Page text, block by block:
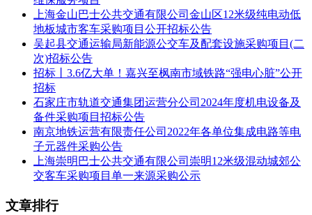
本次延期公告同时在河南省电子招标投标公共服务平台、郑州
市公共资源交易中心、郑州地铁集团有限公司网上发布。
五、联系方式：
招标人：郑州地铁集团有限公司
地址：河南省郑州市郑东新区康宁街100号
邮编：450047
传真：0371-55166617
邮箱：law@zzmetro.cn
招标代理机构：河南省机电设备国际招标有限公司
上海金山巴士公共交通有限公司金山区12米级纯电动低
地板城市客车采购项目公开招标公告
吴起县交通运输局新能源公交车及配套设施采购项目(二
次)招标公告
招标丨3.6亿大单！嘉兴至枫南市域铁路“强电心脏”公开
招标
石家庄市轨道交通集团运营分公司2024年度机电设备及
备件采购项目招标公告
南京地铁运营有限责任公司2022年各单位集成电路等电
子元器件采购公告
上海崇明巴士公共交通有限公司崇明12米级混动城郊公
交客车采购项目单一来源采购公示
文章排行